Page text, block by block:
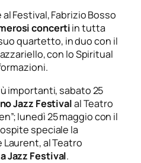
Festival, Fabrizio Bosso
concertiin tutta
quartetto, in duo con il
con lo Spiritual
importanti, sabato 25
Jazz Festivalal Teatro
lunedì 25 maggio con il
speciale la
al Teatro
Jazz Festival.